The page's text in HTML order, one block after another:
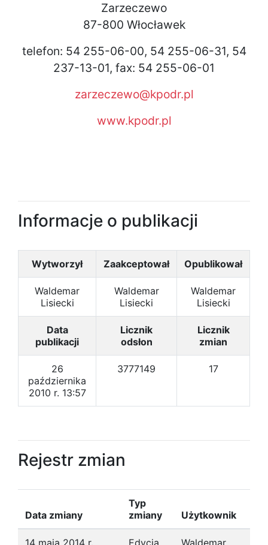
Zarzeczewo
87-800 Włocławek
telefon: 54 255-06-00, 54 255-06-31, 54
237-13-01, fax: 54 255-06-01
zarzeczewo@kpodr.pl
www.kpodr.pl
Informacje o publikacji
Wytworzył Zaakceptował Opublikował
Waldemar
Lisiecki
Waldemar
Lisiecki
Waldemar
Lisiecki
Data
publikacji
Licznik
odsłon
Licznik
zmian
26
października
2010 r. 13:57
3777149 17
Rejestr zmian
Data zmiany
Typ
zmiany
Użytkownik
14 maja 2014 r.
Edycja
Waldemar